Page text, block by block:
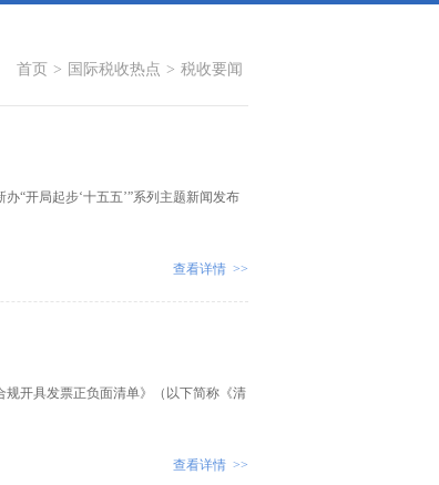
首页 > 国际税收热点 > 税收要闻
“开局起步‘十五五’”系列主题新闻发布
查看详情 >>
开具发票正负面清单》（以下简称《清
查看详情 >>